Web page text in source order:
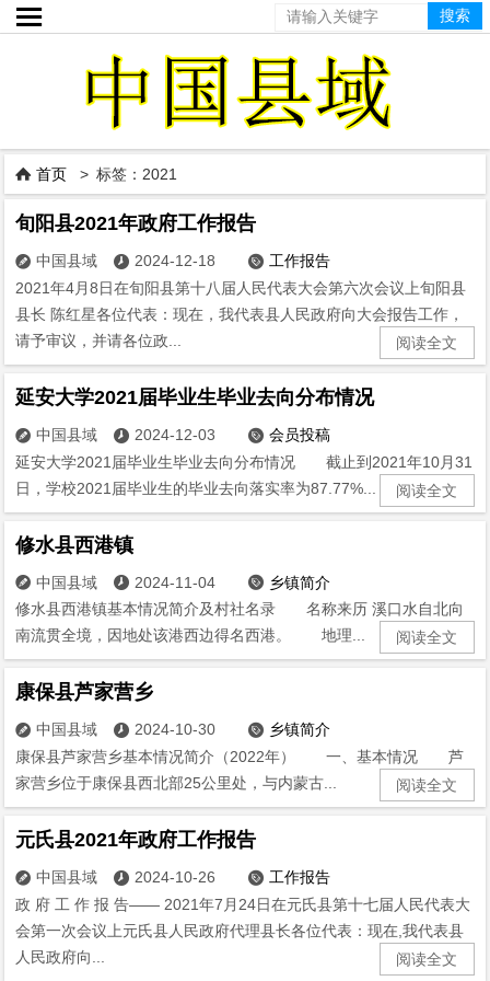

 首页 > 标签：2021
旬阳县2021年政府工作报告
 中国县域  2024-12-18  工作报告
2021年4月8日在旬阳县第十八届人民代表大会第六次会议上旬阳县
县长 陈红星各位代表：现在，我代表县人民政府向大会报告工作，
请予审议，并请各位政...
阅读全文
延安大学2021届毕业生毕业去向分布情况
 中国县域  2024-12-03  会员投稿
延安大学2021届毕业生毕业去向分布情况 截止到2021年10月31
日，学校2021届毕业生的毕业去向落实率为87.77%...
阅读全文
修水县西港镇
 中国县域  2024-11-04  乡镇简介
修水县西港镇基本情况简介及村社名录 名称来历 溪口水自北向
南流贯全境，因地处该港西边得名西港。 地理...
阅读全文
康保县芦家营乡
 中国县域  2024-10-30  乡镇简介
康保县芦家营乡基本情况简介（2022年） 一、基本情况 芦
家营乡位于康保县西北部25公里处，与内蒙古...
阅读全文
元氏县2021年政府工作报告
 中国县域  2024-10-26  工作报告
政 府 工 作 报 告—— 2021年7月24日在元氏县第十七届人民代表大
会第一次会议上元氏县人民政府代理县长各位代表：现在,我代表县
人民政府向...
阅读全文